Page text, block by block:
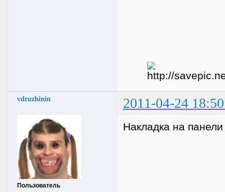
vdruzhinin 2011-04-24
Пользователь
Накладка на